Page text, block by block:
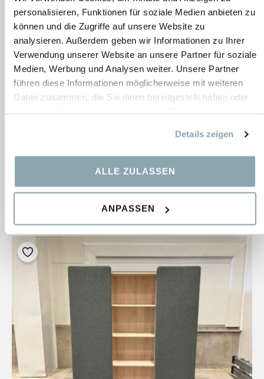
personalisieren, Funktionen für soziale Medien anbieten zu
können und die Zugriffe auf unsere Website zu
analysieren. Außerdem geben wir Informationen zu Ihrer
Verwendung unserer Website an unsere Partner für soziale
Medien, Werbung und Analysen weiter. Unsere Partner
führen diese Informationen möglicherweise mit weiteren
Daten zusammen, die Sie ihnen bereitgestellt haben oder
Details zeigen
ALLE ZULASSEN
ANPASSEN
Moving Wall Tower
Bestand: 1 pcs.
2 111,86€